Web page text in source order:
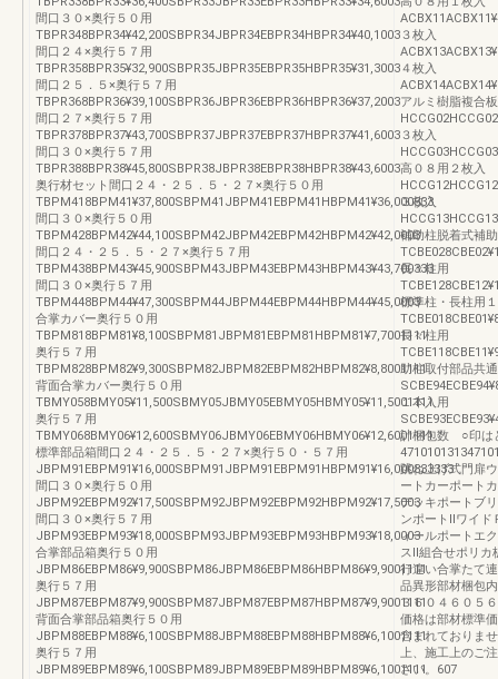
間口３０×奥行５０用
TBPR348BPR34¥42,200SBPR34JBPR34EBPR34HBPR34¥40,1003
間口２４×奥行５７用
TBPR358BPR35¥32,900SBPR35JBPR35EBPR35HBPR35¥31,3003
間口２５．５×奥行５７用
TBPR368BPR36¥39,100SBPR36JBPR36EBPR36HBPR36¥37,2003
間口２７×奥行５７用
TBPR378BPR37¥43,700SBPR37JBPR37EBPR37HBPR37¥41,6003
間口３０×奥行５７用
TBPR388BPR38¥45,800SBPR38JBPR38EBPR38HBPR38¥43,6003
奥行材セット間口２４・２５．５・２７×奥行５０用
TBPM418BPM41¥37,800SBPM41JBPM41EBPM41HBPM41¥36,000333
間口３０×奥行５０用
TBPM428BPM42¥44,100SBPM42JBPM42EBPM42HBPM42¥42,0003
間口２４・２５．５・２７×奥行５７用
TBPM438BPM43¥45,900SBPM43JBPM43EBPM43HBPM43¥43,700333
間口３０×奥行５７用
TBPM448BPM44¥47,300SBPM44JBPM44EBPM44HBPM44¥45,0003
合掌カバー奥行５０用
TBPM818BPM81¥8,100SBPM81JBPM81EBPM81HBPM81¥7,7001111
奥行５７用
TBPM828BPM82¥9,300SBPM82JBPM82EBPM82HBPM82¥8,8001111
背面合掌カバー奥行５０用
TBMY058BMY05¥11,500SBMY05JBMY05EBMY05HBMY05¥11,5001111
奥行５７用
TBMY068BMY06¥12,600SBMY06JBMY06EBMY06HBMY06¥12,6001111
標準部品箱間口２４・２５．５・２７×奥行５０・５７用
JBPM91EBPM91¥16,000SBPM91JBPM91EBPM91HBPM91¥16,000333333
間口３０×奥行５０用
JBPM92EBPM92¥17,500SBPM92JBPM92EBPM92HBPM92¥17,5003
間口３０×奥行５７用
JBPM93EBPM93¥18,000SBPM93JBPM93EBPM93HBPM93¥18,0003
合掌部品箱奥行５０用
JBPM86EBPM86¥9,900SBPM86JBPM86EBPM86HBPM86¥9,9001111
奥行５７用
JBPM87EBPM87¥9,900SBPM87JBPM87EBPM87HBPM87¥9,9001111
背面合掌部品箱奥行５０用
JBPM88EBPM88¥6,100SBPM88JBPM88EBPM88HBPM88¥6,1001111
奥行５７用
JBPM89EBPM89¥6,100SBPM89JBPM89EBPM89HBPM89¥6,1001111
３枚入
４枚入
アルミ樹脂複合
３枚入
高０８用２枚入
３枚入
補助柱脱着式補
長々柱用
標準柱・長柱用
長々柱用
助柱取付部品共
１本入用
計梱包数 ○印は
跳ね上げ式門扉
ートカーポート
デッキポートブ
ンポートⅡワイド
ィールポートエ
スⅡ組合せポリカ
行違い合掌たて
品異形部材梱包
３６０４６０５
価格は部材標準
含まれておりま
上、施工上のご
さい。607